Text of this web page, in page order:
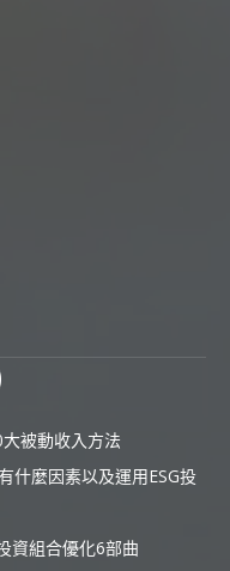
被動收入方法
什麼因素以及運用ESG投
資組合優化6部曲